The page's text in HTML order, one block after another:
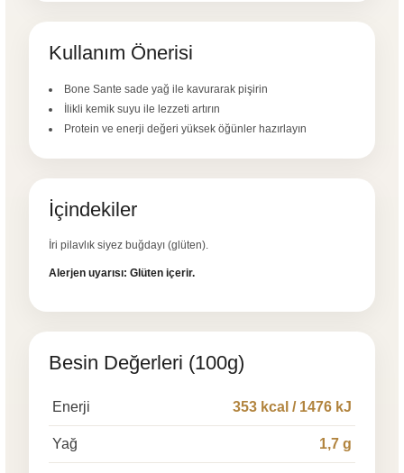
Kullanım Önerisi
Bone Sante sade yağ ile kavurarak pişirin
İlikli kemik suyu ile lezzeti artırın
Protein ve enerji değeri yüksek öğünler hazırlayın
İçindekiler
İri pilavlık siyez buğdayı (glüten).
Alerjen uyarısı: Glüten içerir.
Besin Değerleri (100g)
Enerji 353 kcal / 1476 kJ
Yağ 1,7 g